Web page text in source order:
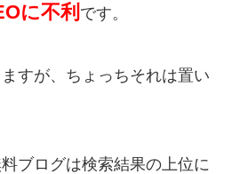
に不利 です。
すが、ちょっちそれは置い
ブログは検索結果の上位に